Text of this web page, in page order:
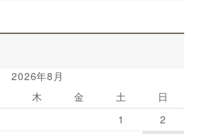
2026年8月
木 金 土
日
1
2